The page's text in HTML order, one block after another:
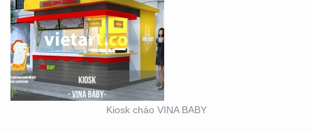
Kiosk cháo VINA BABY
SỰ KIỆN CÔNG TY ĐIỆN
LỰC EVN HẢI PHÒNG